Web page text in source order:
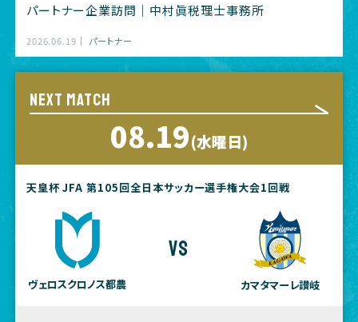
パートナー企業訪問｜中村眞税理士事務所
2026.06.19 パートナー
NEXT MATCH
08.19(水曜日)
天皇杯 JFA 第105回全日本サッカー選手権大会1回戦
ヴェロスクロノス都農
vs
カマタマーレ讃岐